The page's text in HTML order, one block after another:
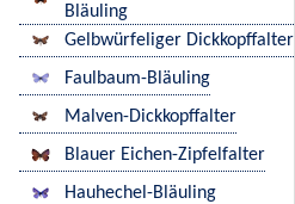
Bläuling
Gelbwürfeliger Dickkopffalter
Faulbaum-Bläuling
Malven-Dickkopffalter
Blauer Eichen-Zipfelfalter
Hauhechel-Bläuling